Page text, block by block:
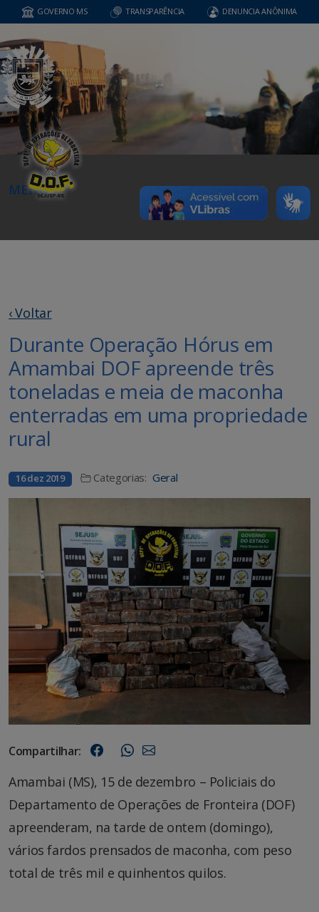
GOVERNO MS TRANSPARÊNCIA DENUNCIA ANÔNIMA
MENU
‹ Voltar
Durante Operação Hórus em
Amambai DOF apreende três
toneladas e meia de maconha
enterradas em uma propriedade
rural
16 dez 2019 Categorias: Geral
Compartilhar:
Amambai (MS), 15 de dezembro – Policiais do
Departamento de Operações de Fronteira (DOF)
apreenderam, na tarde de ontem (domingo),
vários fardos prensados de maconha, com peso
total de três mil e quinhentos quilos.